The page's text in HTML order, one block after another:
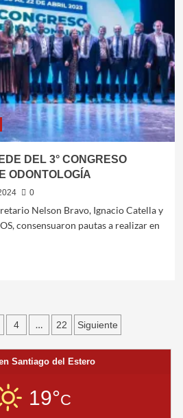
DEL 3° CONGRESO
ODONTOLOGÍA
0
Nelson Bravo, Ignacio Catella y
consensuaron pautas a realizar en
4 … 22 Siguiente
Santiago del Estero
19°C